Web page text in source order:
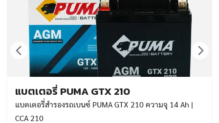
แบตเตอรี่ PUMA GTX 210
แบตเตอรี่สำรองรถเบนซ์ PUMA GTX 210 ความจุ 14 Ah |
CCA 210